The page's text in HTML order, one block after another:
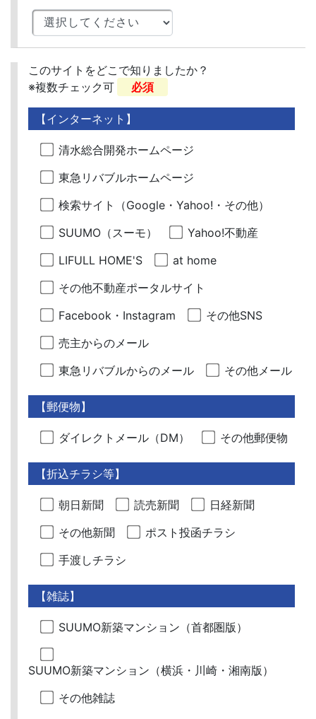
このサイトをどこで知りましたか？
※複数チェック可
必須
【インターネット】
清水総合開発ホームページ
東急リバブルホームページ
検索サイト（Google・Yahoo!・その他）
SUUMO（スーモ）
Yahoo!不動産
LIFULL HOME'S
at home
その他不動産ポータルサイト
Facebook・Instagram
その他SNS
売主からのメール
東急リバブルからのメール
その他メール
【郵便物】
ダイレクトメール（DM） その他郵便物
【折込チラシ等】
朝日新聞 読売新聞
日経新聞
その他新聞
ポスト投函チラシ
手渡しチラシ
【雑誌】
SUUMO新築マンション（首都圏版）
SUUMO新築マンション（横浜・川崎・湘南版）
その他雑誌